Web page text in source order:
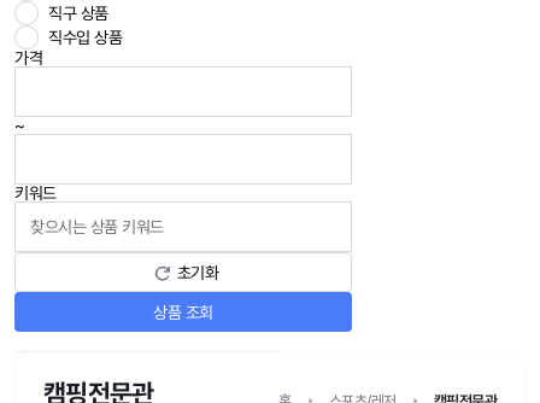
직구 상품
직수입 상품
가격
~
키워드
초기화
상품 조회
캠핑전문관